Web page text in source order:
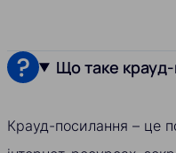
Що таке
Крауд-посилання – це